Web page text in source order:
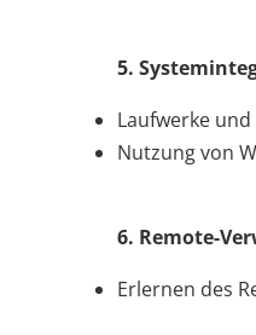
5.
Laufwerke
Nutzung von
6. Remote-
Erlernen des